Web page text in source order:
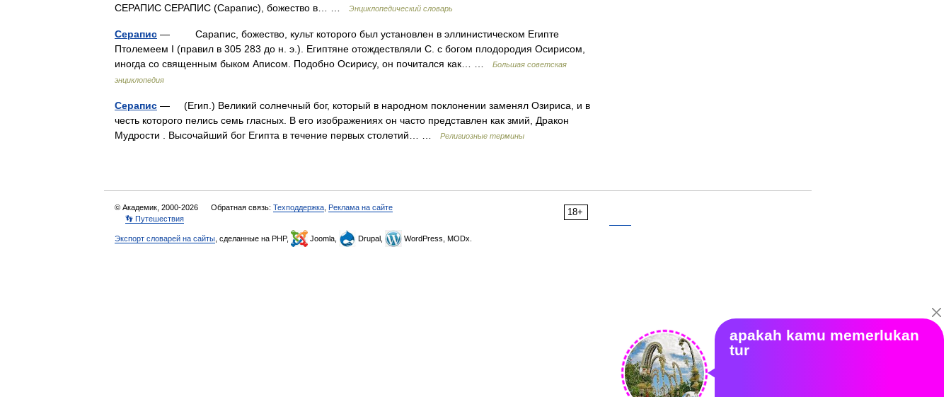
СЕРАПИС СЕРАПИС (Сарапис), божество в… …
Энциклопедический словарь
Серапис — Сарапис, божество, культ которого был установлен в эллинистическом Египте
Птолемеем I (правил в 305 283 до н. э.). Египтяне отождествляли С. с богом плодородия Осирисом,
иногда со священным быком Аписом. Подобно Осирису, он почитался как… …
Большая советская
энциклопедия
Серапис — (Егип.) Великий солнечный бог, который в народном поклонении заменял Озириса, и в
честь которого пелись семь гласных. В его изображениях он часто представлен как змий, Дракон
Мудрости . Высочайший бог Египта в течение первых столетий… …
Религиозные термины
18+
© Академик, 2000-2026 Обратная связь: Техподдержка Реклама на сайте
👣 Путешествия
Экспорт словарей на сайты , сделанные на PHP, Joomla, Drupal, WordPress, MODx.